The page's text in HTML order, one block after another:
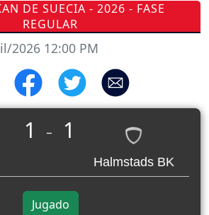
DE SUECIA - 2026 - FASE
REGULAR
2026 12:00 PM
1 _ 1
Halmstads BK
Jugado